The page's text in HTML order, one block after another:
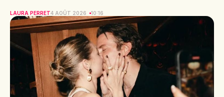
LAURA PERRET4 AOÛT 2026 10:16